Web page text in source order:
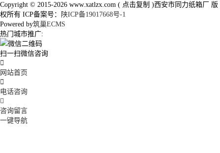
Copyright © 2015-2026 www.xatlzx.com ( 点击复制 )西安市同力纸箱厂 版
权所有 ICP备案号：
陕ICP备19017668号-1
Powered by筑巢ECMS
热门城市推广:
扫一扫微信咨询

网站首页

电话咨询

咨询留言
一键导航